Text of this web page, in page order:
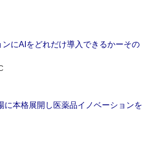
にAIをどれだけ導入できるかーその
本格展開し医薬品イノベーションを